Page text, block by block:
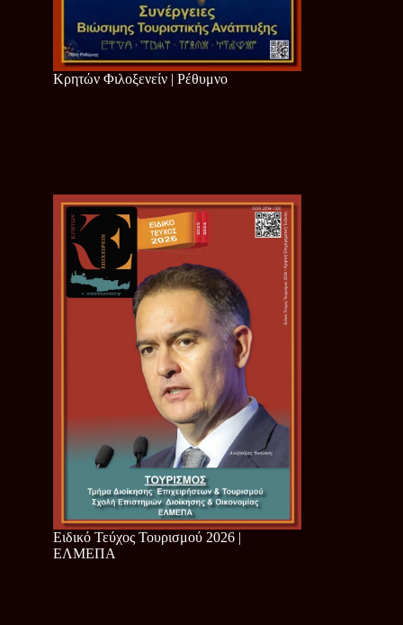
Κρητών Φιλοξενείν | Ρέθυμνο
Ειδικό Τεύχος Τουρισμού 2026 |
ΕΛΜΕΠΑ